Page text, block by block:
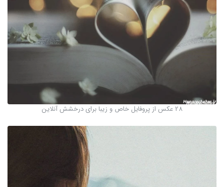
28 عکس از پروفایل خاص و زیبا برای درخشش آنلاین